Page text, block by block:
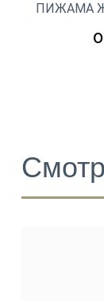
ПИЖАМА